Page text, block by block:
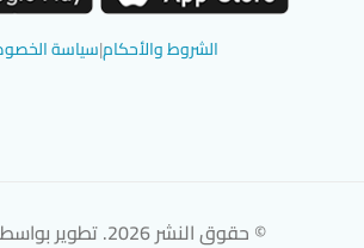
الشروط والأحكام|سياسة
© حقوق النشر 2026. تطوير بواسطة